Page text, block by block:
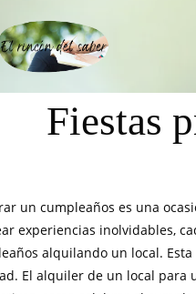
Fiestas
un cumpleaños es una
experiencias inolvidables,
alquilando un local.
El alquiler de un local para